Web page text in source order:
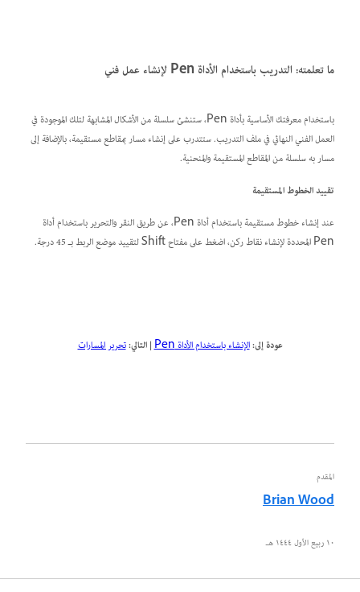
ما تعلمته: التدريب باستخدام الأداة Pen لإنشاء عمل فني
باستخدام معرفتك الأساسية بأداة Pen، ستنشئ سلسلة من الأشكال المشابهة لتلك الموجودة في
العمل الفني النهائي في ملف التدريب. ستتدرب على إنشاء مسار بمقاطع مستقيمة، بالإضافة إلى
مسار به سلسلة من المقاطع المستقيمة والمنحنية.
تقييد الخطوط المستقيمة
عند إنشاء خطوط مستقيمة باستخدام أداة Pen، عن طريق النقر والتحرير باستخدام أداة
Pen المحددة لإنشاء نقاط ركن، اضغط على مفتاح Shift لتقييد موضع الربط بـ 45 درجة.
عودة إلى:الإنشاء باستخدام الأداة Pen |التالي:تحرير المسارات
المقدم
Brian Wood
١٠ ربيع الأول ١٤٤٤ هـ